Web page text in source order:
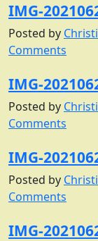
IMG-
Posted by
Comments
IMG-
Posted by
Comments
IMG-
Posted by
Comments
IMG-